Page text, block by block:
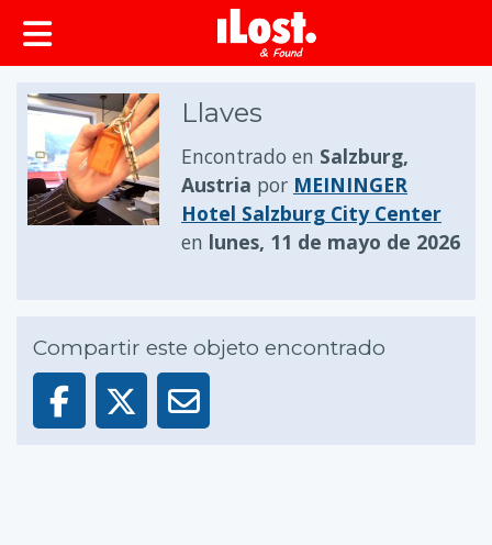
Llaves
Encontrado en Salzburg,
Austria por MEININGER
Hotel Salzburg City Center
en lunes, 11 de mayo de 2026
Compartir este objeto encontrado